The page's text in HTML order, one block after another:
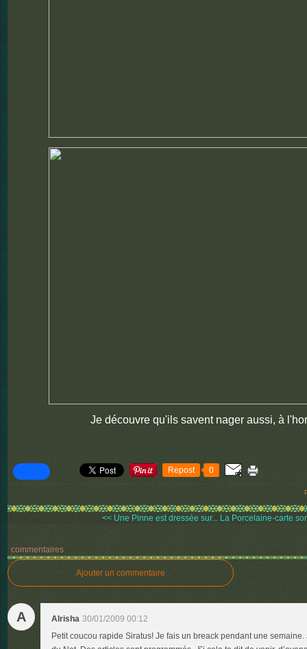
Je découvre qu'ils savent nager aussi, à
Repost 0
<< Une Pinne est dressée sur... La Porcelaine-carte
commentaires
Ajouter un commentaire
A Alrisha 30/01/2009 00:12
Petit coucou rapide Siratus! Je fais un breack pendant une